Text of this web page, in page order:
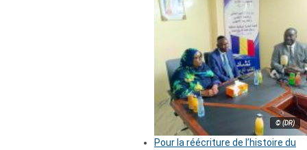
© (DR)
Pour la réécriture de l’histoire du